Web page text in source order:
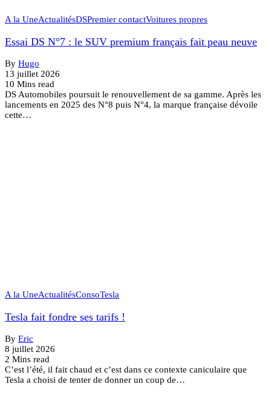
A la UneActualitésDSPremier contactVoitures propres
Essai DS N°7 : le SUV premium français fait peau neuve
By Hugo
13 juillet 2026
10 Mins read
DS Automobiles poursuit le renouvellement de sa gamme. Après les
lancements en 2025 des N°8 puis N°4, la marque française dévoile
cette…
A la UneActualitésConsoTesla
Tesla fait fondre ses tarifs !
By Eric
8 juillet 2026
2 Mins read
C’est l’été, il fait chaud et c’est dans ce contexte caniculaire que
Tesla a choisi de tenter de donner un coup de…